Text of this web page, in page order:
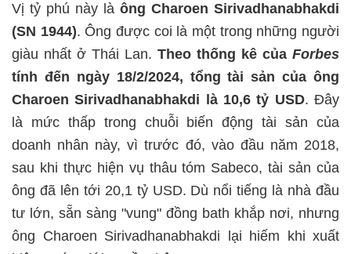
Vị tỷ phú này là ông Charoen Sirivadhanabhakdi
(SN 1944). Ông được coi là một trong những người
giàu nhất ở Thái Lan. Theo thống kê của Forbes
tính đến ngày 18/2/2024, tổng tài sản của ông
Charoen Sirivadhanabhakdi là 10,6 tỷ USD. Đây
là mức thấp trong chuỗi biến động tài sản của
doanh nhân này, vì trước đó, vào đầu năm 2018,
sau khi thực hiện vụ thâu tóm Sabeco, tài sản của
ông đã lên tới 20,1 tỷ USD. Dù nổi tiếng là nhà đầu
tư lớn, sẵn sàng "vung" đồng bath khắp nơi, nhưng
ông Charoen Sirivadhanabhakdi lại hiếm khi xuất